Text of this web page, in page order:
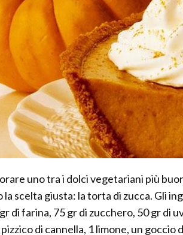
uno tra i dolci vegetariani più
scelta giusta: la torta di zucca. Gli
di farina, 75 gr di zucchero, 50 gr di
di cannella, 1 limone, un goccio